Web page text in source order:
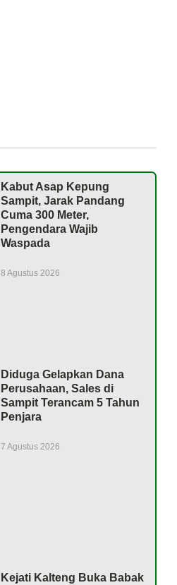
Kabut Asap Kepung
Sampit, Jarak Pandang
Cuma 300 Meter,
Pengendara Wajib
Waspada
8 Agustus 2026
Diduga Gelapkan Dana
Perusahaan, Sales di
Sampit Terancam 5 Tahun
Penjara
7 Agustus 2026
Kejati Kalteng Buka Babak